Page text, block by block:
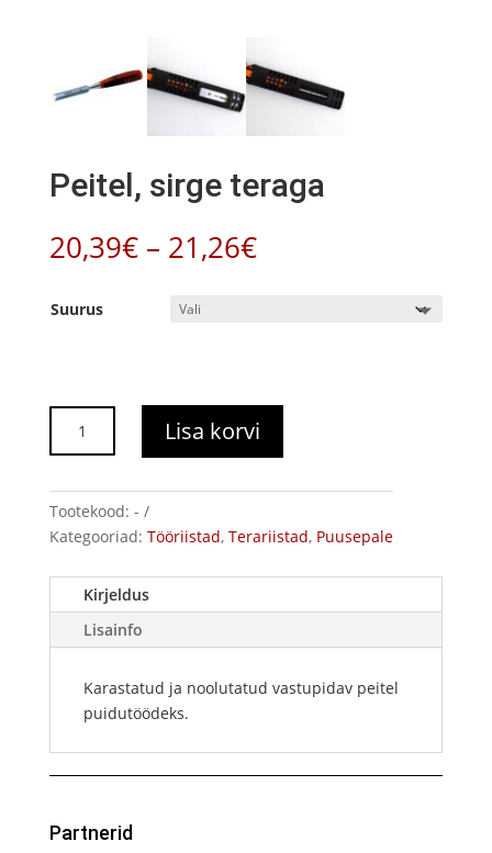
Peitel, sirge teraga
20,39€ – 21,26€Hinnavahemik:
20,39€
Suurus
sirge
kogus
Lisa korvi
Tootekood: -
Kategooriad: Tööriistad, Terariistad, Puusepale
Kirjeldus
Lisainfo
Karastatud ja noolutatud vastupidav peitel
puidutöödeks.
Partnerid